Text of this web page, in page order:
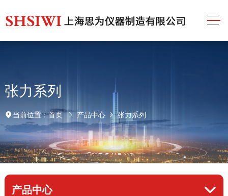
张力系列
当前位置：首页 产品中心 张力系列
产品中心